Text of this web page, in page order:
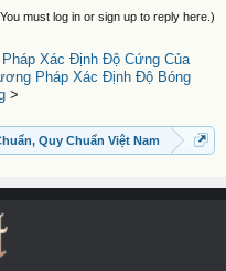
must log in or sign up to reply here.)
Xác Định Độ Cứng Của
Pháp Xác Định Độ Bóng
>
Quy Chuẩn Việt Nam